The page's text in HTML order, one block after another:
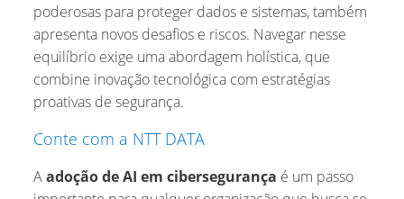
poderosas para proteger dados e sistemas, também
apresenta novos desafios e riscos. Navegar nesse
equilíbrio exige uma abordagem holística, que
combine inovação tecnológica com estratégias
proativas de segurança.
Conte com a NTT DATA
Aadoção de AI em cibersegurança é um passo